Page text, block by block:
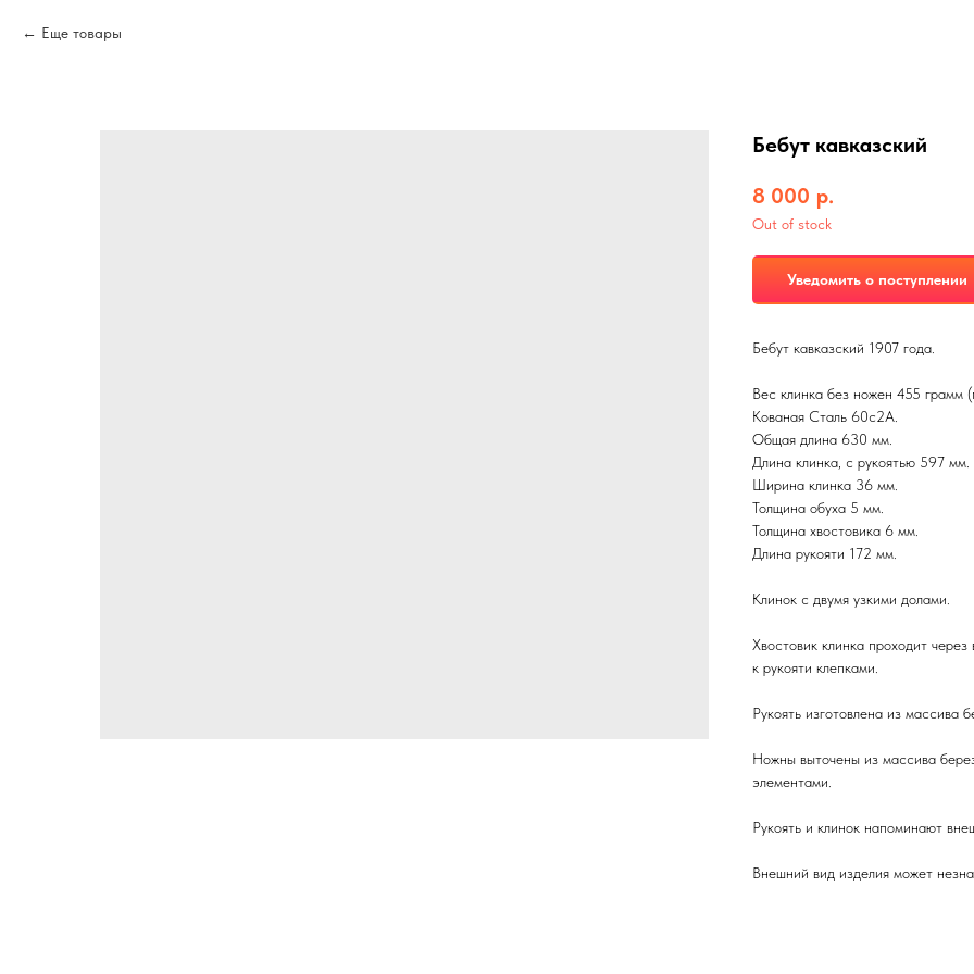
Еще товары
Бебут кавказский
8 000 р.
Out of stock
Уведомить о поступлении
Бебут кавказский 1907 года.
Вес клинка без ножен 455 грамм
Кованая Сталь 60с2А.
Общая длина 630 мм.
Длина клинка, с рукоятью 597 мм.
Ширина клинка 36 мм.
Толщина обуха 5 мм.
Толщина хвостовика 6 мм.
Длина рукояти 172 мм.
Клинок с двумя узкими долами.
Хвостовик клинка проходит
к рукояти клепками.
Рукоять изготовлена из массива
Ножны выточены из массива
элементами.
Рукоять и клинок напоминают
Внешний вид изделия может